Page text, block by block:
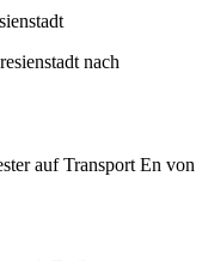
nach
auf Transport En von